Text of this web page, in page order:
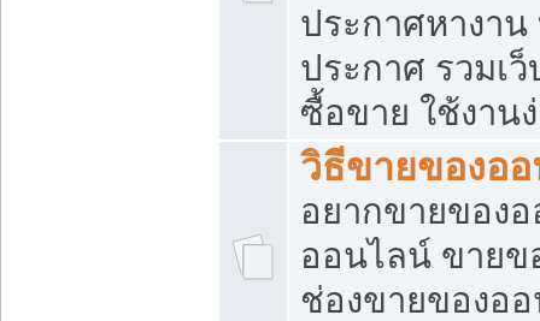
ประกาศหางาน
ประกาศ รวมเ
ซื้อขาย ใช้งาน
วิธีขายของอ
อยากขายของ
ออนไลน์ ขายข
ช่องขายของอ